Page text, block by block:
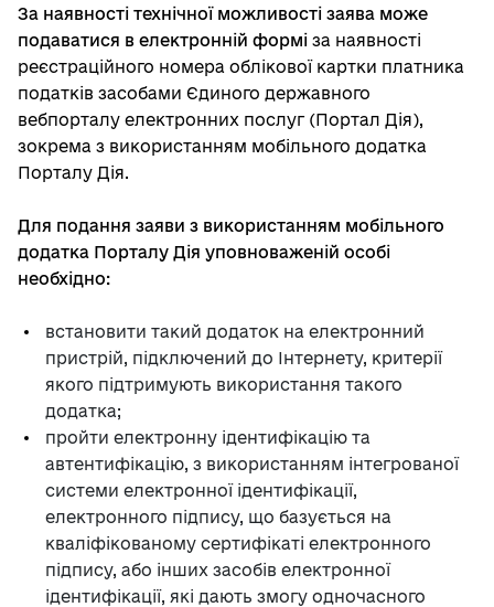
За наявності технічної можливості заява може
подаватися в електронній формі за наявності
реєстраційного номера облікової картки платника
податків засобами Єдиного державного
вебпорталу електронних послуг (Портал Дія),
зокрема з використанням мобільного додатка
Порталу Дія.
Для подання заяви з використанням мобільного
додатка Порталу Дія уповноваженій особі
необхідно:
встановити такий додаток на електронний
пристрій, підключений до Інтернету, критерії
якого підтримують використання такого
додатка;
пройти електронну ідентифікацію та
автентифікацію, з використанням інтегрованої
системи електронної ідентифікації,
електронного підпису, що базується на
кваліфікованому сертифікаті електронного
підпису, або інших засобів електронної
ідентифікації, які дають змогу одночасного